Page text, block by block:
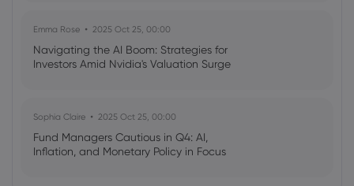
Emma Rose 2025 Oct 25, 00:00
Navigating the AI Boom: Strategies for
Investors Amid Nvidia's Valuation Surge
Sophia Claire 2025 Oct 25, 00:00
Fund Managers Cautious in Q4: AI,
Inflation, and Monetary Policy in Focus